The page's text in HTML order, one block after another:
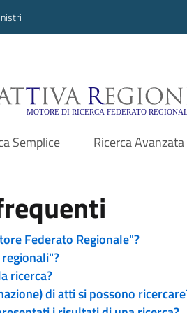
Regioni -
Semplice Ricerca Avanzata
Federato Regionale"?
ricerca?
di atti si possono